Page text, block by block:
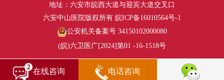
地址：六安市皖西大道与迎宾大道交叉口
六安中山医院版权所有 皖ICP备16010564号-1
公安机关备案号 34150102000080
(皖)六卫医广[2024]第01 -16-1518号
在线咨询 电话咨询